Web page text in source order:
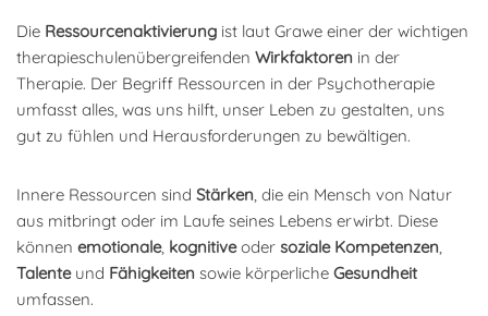
Die Ressourcenaktivierung ist laut Grawe einer der wichtigen
therapieschulenübergreifenden Wirkfaktoren in der
Therapie. Der Begriff Ressourcen in der Psychotherapie
umfasst alles, was uns hilft, unser Leben zu gestalten, uns
gut zu fühlen und Herausforderungen zu bewältigen.
Innere Ressourcen sind Stärken , die ein Mensch von Natur
aus mitbringt oder im Laufe seines Lebens erwirbt. Diese
können emotionale, kognitiveoder soziale Kompetenzen
Talenteund Fähigkeiten sowie körperliche Gesundheit
umfassen.